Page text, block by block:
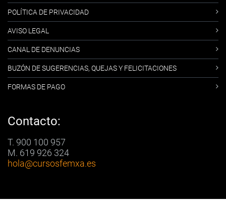
POLÍTICA DE PRIVACIDAD
AVISO LEGAL
CANAL DE DENUNCIAS
BUZÓN DE SUGERENCIAS, QUEJAS Y FELICITACIONES
FORMAS DE PAGO
Contacto:
T. 900 100 957
M. 619 926 324
hola@cursosfemxa.es